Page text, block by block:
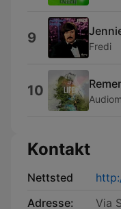
9 Fredi
10
Kontakt
Nettsted
Adresse:
Via